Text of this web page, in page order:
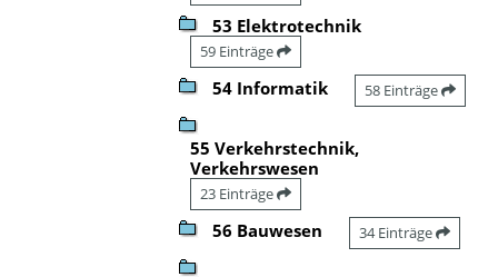
53 Elektrotechnik
59 Einträge
54 Informatik 58 Einträge
55 Verkehrstechnik,
Verkehrswesen
23 Einträge
56 Bauwesen 34 Einträge